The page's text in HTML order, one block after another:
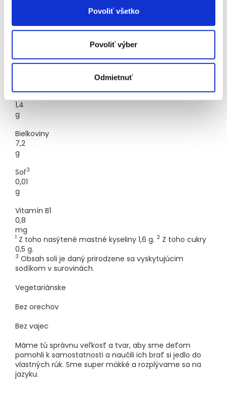
Povoliť všetko
Povoliť výber
Odmietnuť
14
Sacharidy
67,4
Vláknina
1,4
g
Bielkoviny
7,2
g
Soľ3
0,01
g
Vitamín B1
0,8
mg
1 Z toho nasýtené mastné kyseliny 1,6 g. 2 Z toho cukry
0,5 g.
3 Obsah soli je daný prirodzene sa vyskytujúcim
sodíkom v surovinách.
Vegetariánske
Bez orechov
Bez vajec
Máme tú správnu veľkosť a tvar, aby sme deťom
pomohli k samostatnosti a naučili ich brať si jedlo do
vlastných rúk. Sme super mäkké a rozplývame sa na
jazyku.